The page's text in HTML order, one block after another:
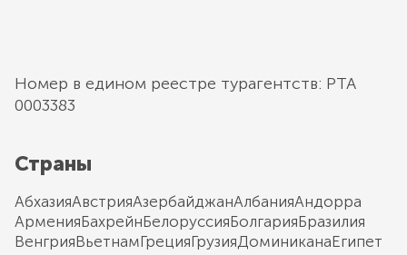
Номер в едином реестре турагентств: РТА
0003383
Страны
АбхазияАвстрияАзербайджанАлбанияАндорра
АрменияБахрейнБелоруссияБолгарияБразилия
ВенгрияВьетнамГрецияГрузияДоминиканаЕгипет